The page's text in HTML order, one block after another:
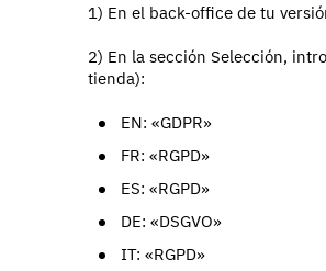
1) En el back-office de tu
2) En la sección Selección,
tienda):
EN: «GDPR»
FR: «RGPD»
ES: «RGPD»
DE: «DSGVO»
IT: «RGPD»